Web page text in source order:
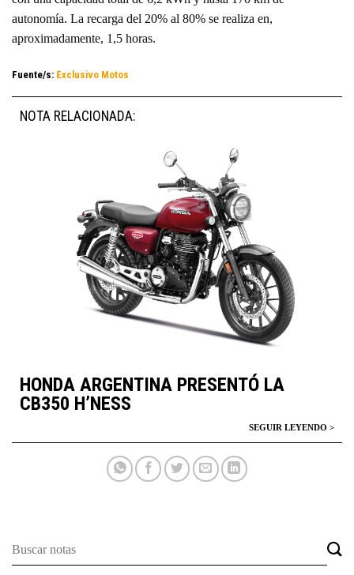
autonomía. La recarga del 20% al 80% se realiza en,
aproximadamente, 1,5 horas.
Fuente/s: Exclusivo Motos
NOTA RELACIONADA:
HONDA ARGENTINA PRESENTÓ LA
CB350 H’NESS